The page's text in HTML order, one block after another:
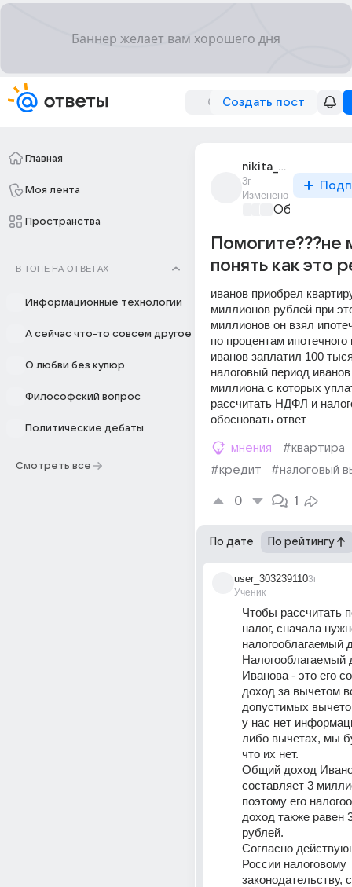
Создать пост
Главная
Моя лента
Пространства
В ТОПЕ НА ОТВЕТАХ
Информационные технологии
А сейчас что-то совсем другое
О любви без купюр
Философский вопрос
Политические дебаты
Смотреть все
nikita_kichigin_86
3г
Изменено
Помогите???не
понять как это
иванов приобрел
миллионов рублей при
миллионов он взял
по процентам ипотечного
иванов заплатил 100
налоговый период
миллиона с которых
рассчитать НДФЛ и
обосновать ответ
мнения
#квартира
#кредит
#налоговый
0 1
По дате По рейтингу
user_303239110
Ученик
3г
Чтобы рассчитать
налог, сначала
налогооблагаемый
Налогооблагаемый
Иванова - это его
доход за вычетом
допустимых
у нас нет
либо вычетах, мы
что их нет.
Общий доход
составляет 3
поэтому его
доход также равен
рублей.
Согласно
России налоговому
законодательству,